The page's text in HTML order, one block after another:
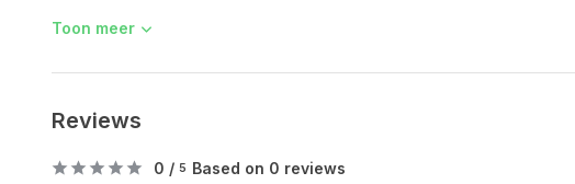
Toon meer
Reviews
0 / 5 Based on 0 reviews